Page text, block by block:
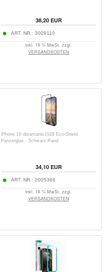
38,20EUR
ART. NR.: 3009110
inkl. 19 % MwSt. zzgl.
VERSANDKOSTEN
iPhone 16 dbramante1928 Eco-Shield
Panzerglas - Schwarz Rand
34,10EUR
ART. NR.: 2005366
inkl. 19 % MwSt. zzgl.
VERSANDKOSTEN